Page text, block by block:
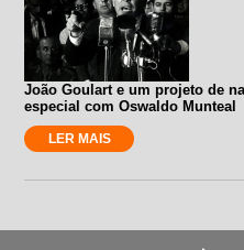
João Goulart e um projeto de
especial com Oswaldo Munteal
LER MAIS